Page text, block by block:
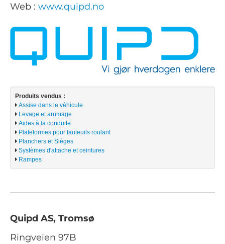
Web : www.quipd.no
Produits vendus :
Assise dans le véhicule
Levage et arrimage
Aides à la conduite
Plateformes pour fauteuils roulant
Planchers et Sièges
Systèmes d'attache et ceintures
Rampes
Quipd AS, Tromsø
Ringveien 97B